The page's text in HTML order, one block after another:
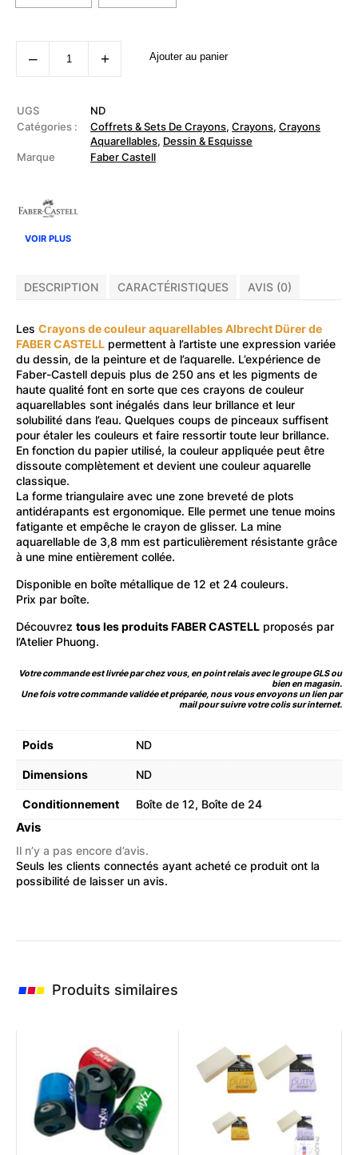
‒
quantité
de
Boîte
de
Crayons
"Albrecht
+ Ajouter au panier
UGS
ND
Catégories :
Coffrets & Sets De Crayons, Crayons, Crayons
Aquarellables, Dessin & Esquisse
Marque
Faber Castell
VOIR PLUS
DESCRIPTION CARACTÉRISTIQUES AVIS (0)
Les Crayons de couleur aquarellables Albrecht Dürer de
FABER CASTELL permettent à l’artiste une expression variée
du dessin, de la peinture et de l’aquarelle. L’expérience de
Faber-Castell depuis plus de 250 ans et les pigments de
haute qualité font en sorte que ces crayons de couleur
aquarellables sont inégalés dans leur brillance et leur
solubilité dans l’eau. Quelques coups de pinceaux suffisent
pour étaler les couleurs et faire ressortir toute leur brillance.
En fonction du papier utilisé, la couleur appliquée peut être
dissoute complètement et devient une couleur aquarelle
classique.
La forme triangulaire avec une zone breveté de plots
antidérapants est ergonomique. Elle permet une tenue moins
fatigante et empêche le crayon de glisser. La mine
aquarellable de 3,8 mm est particulièrement résistante grâce
à une mine entièrement collée.
Disponible en boîte métallique de 12 et 24 couleurs.
Prix par boîte.
Découvrez tous les produits FABER CASTELL proposés par
l’Atelier Phuong.
Votre commande est livrée par chez vous, en point relais avec le groupe GLS ou
bien en magasin.
Une fois votre commande validée et préparée, nous vous envoyons un lien par
mail pour suivre votre colis sur internet.
Poids ND
Dimensions ND
Conditionnement Boîte de 12, Boîte de 24
Avis
Il n’y a pas encore d’avis.
Seuls les clients connectés ayant acheté ce produit ont la
possibilité de laisser un avis.
Produits similaires